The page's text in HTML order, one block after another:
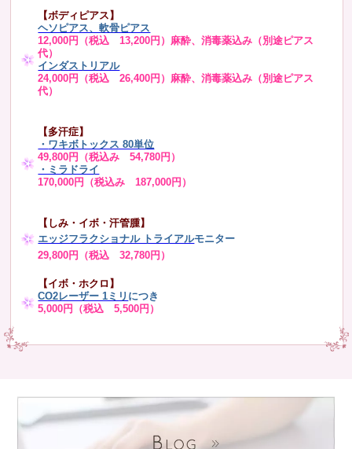
【ボディピアス】
ヘソピアス、軟骨ピアス
12,000円（税込 13,200円）麻酔、消毒薬込み（別途ピアス
代）
インダストリアル
24,000円（税込 26,400円）麻酔、消毒薬込み（別途ピアス
代）
【多汗症】
・ ワキボトックス 80単位
49,800円（税込み 54,780円）
・ミラドライ
170,000円（税込み 187,000円）
【しみ・イボ・汗管腫】
エッジフラクショナル トライアルモニター
29,800円（税込 32,780円）
【イボ・ホクロ】
CO2レーザー 1ミリ につき
5,000円（税込 5,500円）